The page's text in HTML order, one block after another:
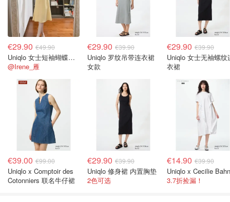
€29.90 €49.90
Uniqlo 女士短袖蝴蝶结连衣裙
@Irene_雁
€29.90 €39.90
Uniqlo 罗纹吊带连衣裙
女款
€29.90 €39.90
Uniqlo 女士无袖螺纹
衣裙
€39.00 €99.00
Uniqlo x Comptoir des
Cotonniers 联名牛仔裙
€29.90 €39.90
Uniqlo 修身裙 内置胸垫
2色可选
€14.90 €39.90
3.7折捡漏！